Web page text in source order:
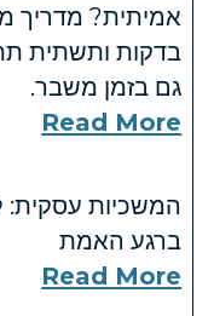
בדקות ותשתית
גם בזמן משבר.
Read More
המשכיות עסקית:
ברגע האמת
Read More